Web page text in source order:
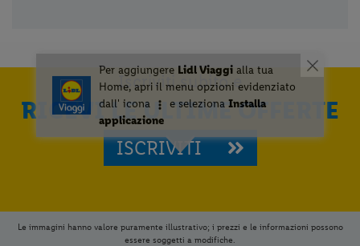
Iscriviti subito e
RICEVI LE ULTIME OFFERTE
ISCRIVITI
Le immagini hanno valore puramente illustrativo; i prezzi e le informazioni possono
essere soggetti a modifiche.